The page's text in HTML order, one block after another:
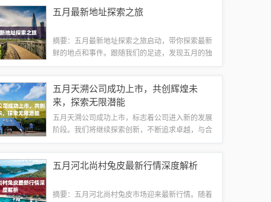
景下人性的温暖和真挚。这些电影不仅丰富了...
五月最新地址探索之旅
摘要：五月最新地址探索之旅启动，带你探索最新
鲜的地点和事件。跟随我们的足迹，发现五月的独
和乐趣。新地址的诞生五月的新地址如同一座...
五月天溯公司成功上市，共创辉煌未
来，探索无限潜能
五月天溯公司成功上市，标志着公司进入新的发展
阶段。我们将继续探索创新，不断追求卓越，与合
势，积极拓展市场，不断提升服务质量，为客户...
五月河北尚村兔皮最新行情深度解析
摘要：五月河北尚村兔皮市场迎来最新行情。随着